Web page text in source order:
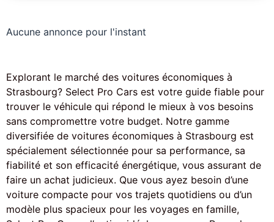
Aucune annonce pour l'instant
Explorant le marché des voitures économiques à
Strasbourg? Select Pro Cars est votre guide fiable pour
trouver le véhicule qui répond le mieux à vos besoins
sans compromettre votre budget. Notre gamme
diversifiée de voitures économiques à Strasbourg est
spécialement sélectionnée pour sa performance, sa
fiabilité et son efficacité énergétique, vous assurant de
faire un achat judicieux. Que vous ayez besoin d’une
voiture compacte pour vos trajets quotidiens ou d’un
modèle plus spacieux pour les voyages en famille,